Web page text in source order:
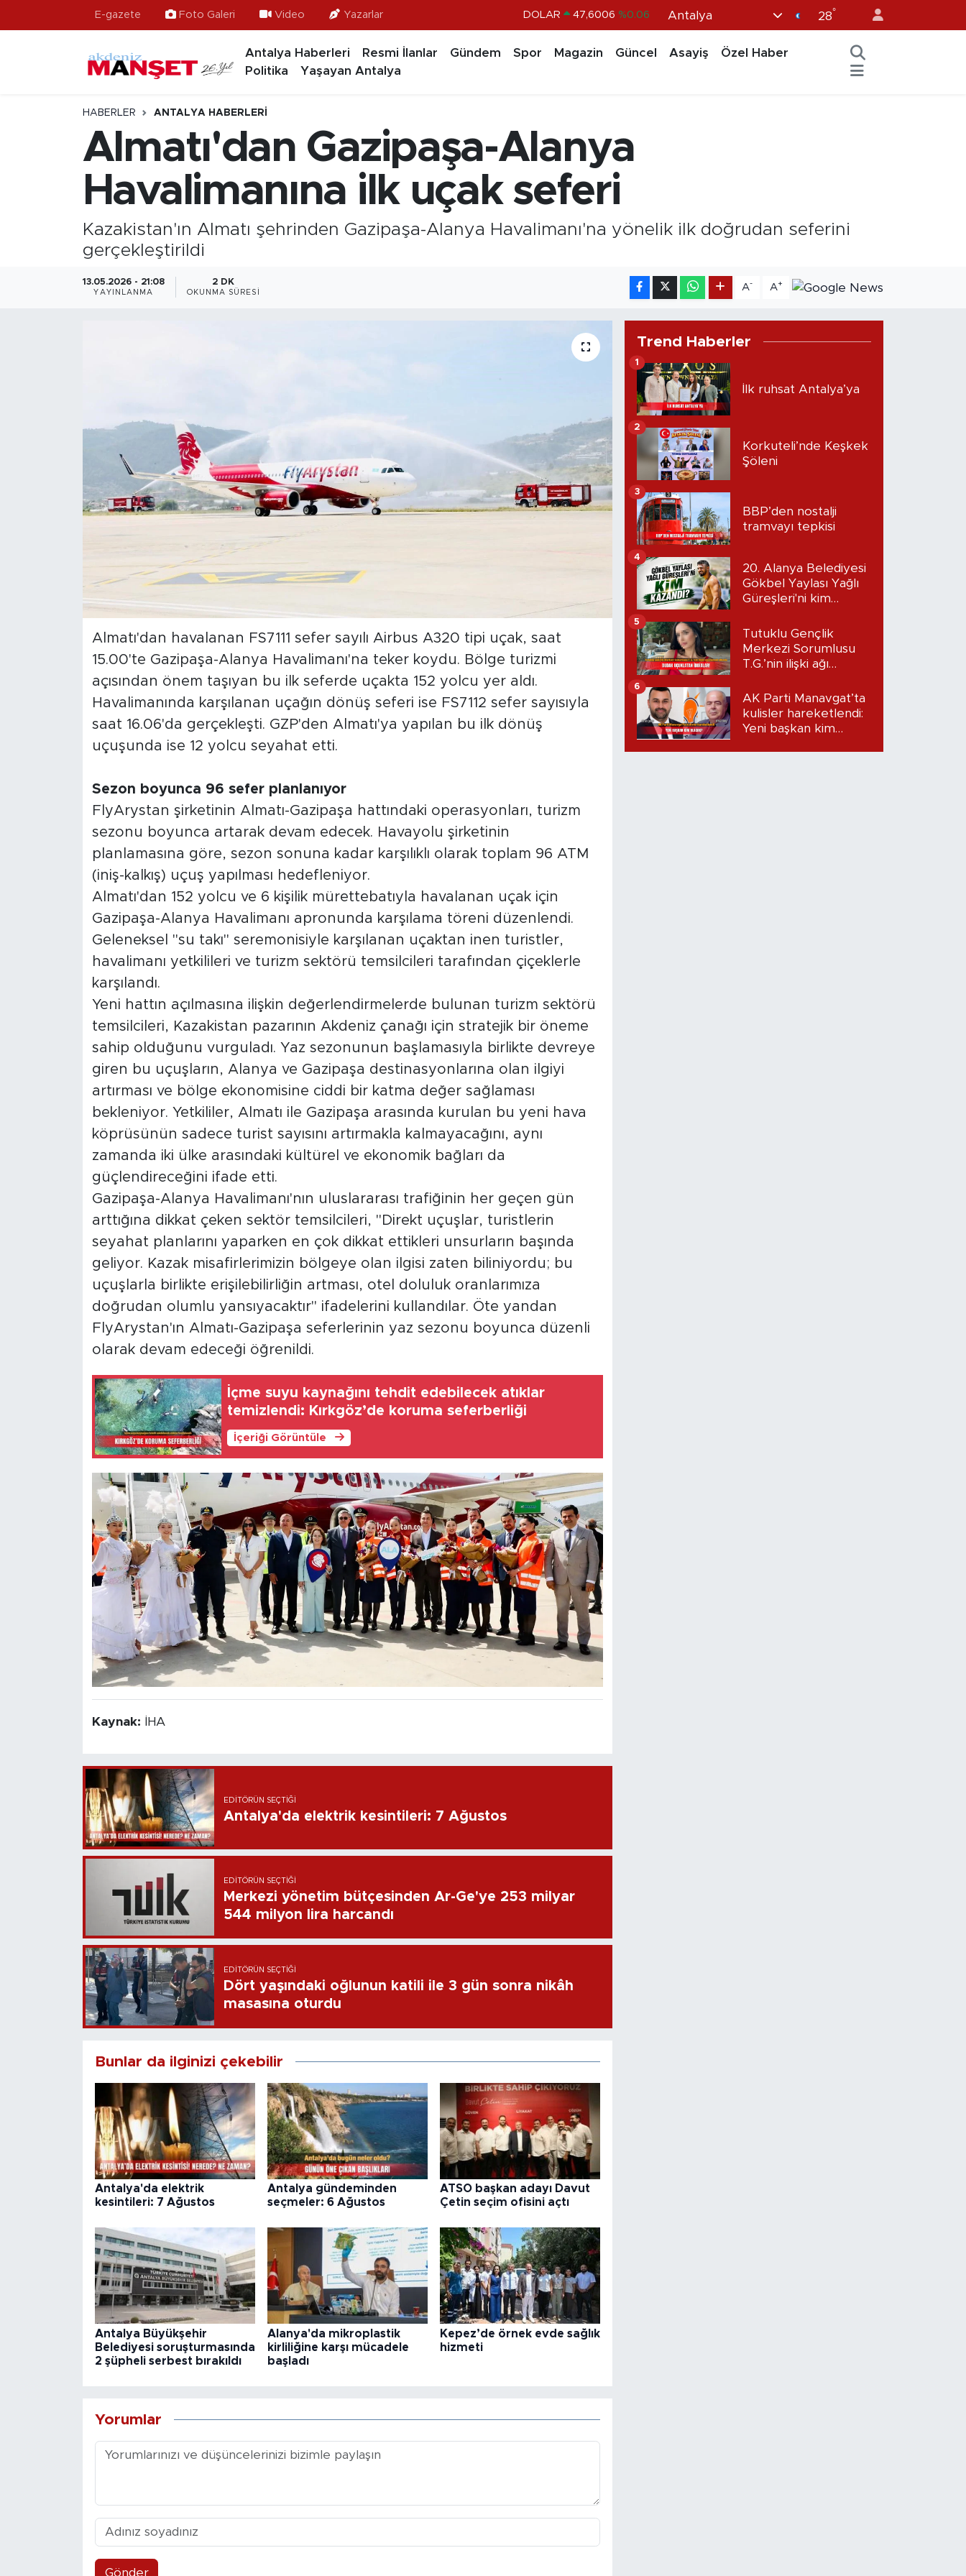
E-gazete Foto Galeri Video Yazarlar DOLAR 47,6006 %0.06
BITCOIN 64.643,95 %0.16
Antalya 28°
Antalya Haberleri Resmi İlanlar Gündem Spor Magazin Güncel Asayiş
Özel Haber
Politika
Yaşayan Antalya
HABERLER ANTALYA HABERLERI
Almatı'dan Gazipaşa-Alanya
Havalimanına ilk uçak seferi
Kazakistan'ın Almatı şehrinden Gazipaşa-Alanya Havalimanı'na yönelik ilk doğrudan seferini
gerçekleştirildi
13.05.2026 - 21:08
YAYINLANMA
2 DK
OKUNMA SÜRESI
A- A+
Almatı'dan havalanan FS7111 sefer sayılı Airbus A320 tipi uçak, saat
15.00'te Gazipaşa-Alanya Havalimanı'na teker koydu. Bölge turizmi
açısından önem taşıyan bu ilk seferde uçakta 152 yolcu yer aldı.
Havalimanında karşılanan uçağın dönüş seferi ise FS7112 sefer sayısıyla
saat 16.06'da gerçekleşti. GZP'den Almatı'ya yapılan bu ilk dönüş
uçuşunda ise 12 yolcu seyahat etti.
Sezon boyunca 96 sefer planlanıyor
FlyArystan şirketinin Almatı-Gazipaşa hattındaki operasyonları, turizm
sezonu boyunca artarak devam edecek. Havayolu şirketinin
planlamasına göre, sezon sonuna kadar karşılıklı olarak toplam 96 ATM
(iniş-kalkış) uçuş yapılması hedefleniyor.
Almatı'dan 152 yolcu ve 6 kişilik mürettebatıyla havalanan uçak için
Gazipaşa-Alanya Havalimanı apronunda karşılama töreni düzenlendi.
Geleneksel "su takı" seremonisiyle karşılanan uçaktan inen turistler,
havalimanı yetkilileri ve turizm sektörü temsilcileri tarafından çiçeklerle
karşılandı.
Yeni hattın açılmasına ilişkin değerlendirmelerde bulunan turizm sektörü
temsilcileri, Kazakistan pazarının Akdeniz çanağı için stratejik bir öneme
sahip olduğunu vurguladı. Yaz sezonunun başlamasıyla birlikte devreye
giren bu uçuşların, Alanya ve Gazipaşa destinasyonlarına olan ilgiyi
artırması ve bölge ekonomisine ciddi bir katma değer sağlaması
bekleniyor. Yetkililer, Almatı ile Gazipaşa arasında kurulan bu yeni hava
köprüsünün sadece turist sayısını artırmakla kalmayacağını, aynı
zamanda iki ülke arasındaki kültürel ve ekonomik bağları da
güçlendireceğini ifade etti.
Gazipaşa-Alanya Havalimanı'nın uluslararası trafiğinin her geçen gün
arttığına dikkat çeken sektör temsilcileri, "Direkt uçuşlar, turistlerin
seyahat planlarını yaparken en çok dikkat ettikleri unsurların başında
geliyor. Kazak misafirlerimizin bölgeye olan ilgisi zaten biliniyordu; bu
uçuşlarla birlikte erişilebilirliğin artması, otel doluluk oranlarımıza
doğrudan olumlu yansıyacaktır" ifadelerini kullandılar. Öte yandan
FlyArystan'ın Almatı-Gazipaşa seferlerinin yaz sezonu boyunca düzenli
olarak devam edeceği öğrenildi.
İçme suyu kaynağını tehdit edebilecek atıklar
temizlendi: Kırkgöz’de koruma seferberliği
İçeriği Görüntüle
Kaynak: İHA
EDITÖRÜN SEÇTIĞI
Antalya'da elektrik kesintileri: 7 Ağustos
EDITÖRÜN SEÇTIĞI
Merkezi yönetim bütçesinden Ar-Ge'ye 253 milyar
544 milyon lira harcandı
EDITÖRÜN SEÇTIĞI
Dört yaşındaki oğlunun katili ile 3 gün sonra nikâh
masasına oturdu
Bunlar da ilginizi çekebilir
Antalya'da elektrik
kesintileri: 7 Ağustos
Antalya gündeminden
seçmeler: 6 Ağustos
ATSO başkan adayı Davut
Çetin seçim ofisini açtı
Antalya Büyükşehir
Belediyesi soruşturmasında
2 şüpheli serbest bırakıldı
Alanya'da mikroplastik
kirliliğine karşı mücadele
başladı
Kepez’de örnek evde sağlık
hizmeti
Yorumlar
Gönder
Trend Haberler
İlk ruhsat Antalya’ya
1
Korkuteli’nde Keşkek
Şöleni
2
BBP’den nostalji
tramvayı tepkisi
3
20. Alanya Belediyesi
Gökbel Yaylası Yağlı
Güreşleri'ni kim
4
Tutuklu Gençlik
Merkezi Sorumlusu
T.G.’nin ilişki ağı
Dudak uçuklatan
iddialar!
5
AK Parti Manavgat’ta
kulisler hareketlendi:
Yeni başkan kim
6
Ekonomi
Gündem
Hava Durumu
Tüm Manşetler
Son Dakika Haberleri
Haber Arşivi